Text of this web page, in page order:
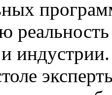
индустрии.